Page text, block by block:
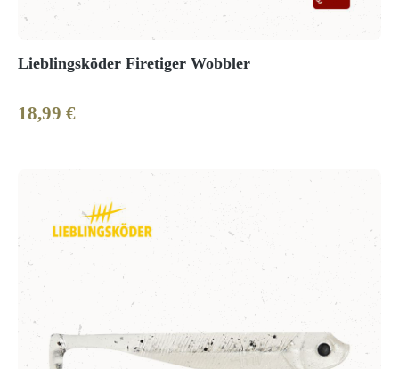
Lieblingsköder Firetiger Wobbler
Regulärer Preis:
18,99 €